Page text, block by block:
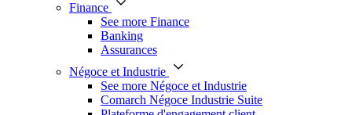
Finance
See more Finance
Banking
Assurances
Négoce et Industrie
See more Négoce et Industrie
Comarch Négoce Industrie Suite